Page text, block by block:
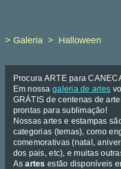
> Galeria Halloween
Procura ARTE para
Em nossa galeria de artes
GRÁTIS de centenas de
prontas para sublimação!
Nossas artes e estampas
categorias (temas), como
comemorativas (natal,
dos pais, etc), e muitas
Asartes estão disponíveis